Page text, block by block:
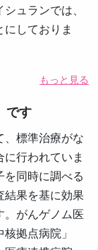
ュランでは、
しておりま
もっと見る
です
、標準治療がな
行われていま
同時に調べる
結果を基に効果
。がんゲノム医
拠点病院」